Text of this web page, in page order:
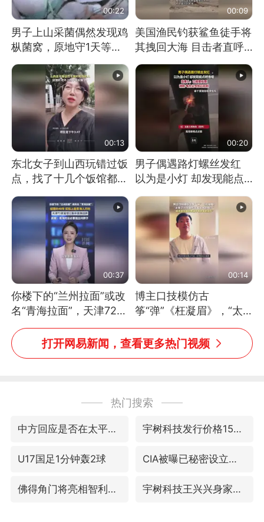
00:22
男子上山采菌偶然发现鸡
枞菌窝，原地守1天等它
长大：挖了140多朵
00:09
美国渔民钓获鲨鱼徒手将
其拽回大海 目击者直呼
震惊 （视频来源：参考
消息）
00:13
东北女子到山西玩错过饭
点，找了十几个饭馆都没
开门：午休到几点
00:20
男子偶遇路灯螺丝发红
以为是小灯 却发现能点
燃香烟 当事人：已报警
处理
00:37
你楼下的“兰州拉面”或改
名“青海拉面”，天津72家
面馆已集体更换招牌
00:14
博主口技模仿古
筝“弹”《枉凝眉》，“太
像了～你是吃古筝长大的
吗？”“或将成为首位考级
不带古筝的选手。”（来
打开网易新闻，查看更多热门视频
热门搜索
中方回应是否在太平洋海底开采稀土 宇树科技发行价格150.80元/股
U17国足1分钟轰2球 CIA被曝已秘密设立古巴工作组
佛得角门将亮相智利俱乐部主场 宇树科技王兴兴身家有望超200亿元